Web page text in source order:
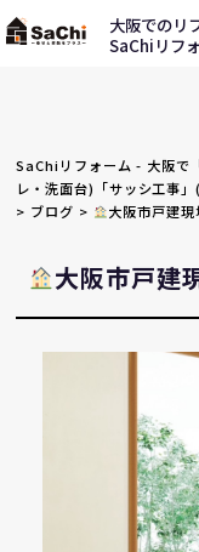
大阪でのリ
SaChiリフ
SaChiリフォーム - 大阪で
レ・洗面台)「サッシ工事
> ブログ > 大阪市戸建
大阪市戸建